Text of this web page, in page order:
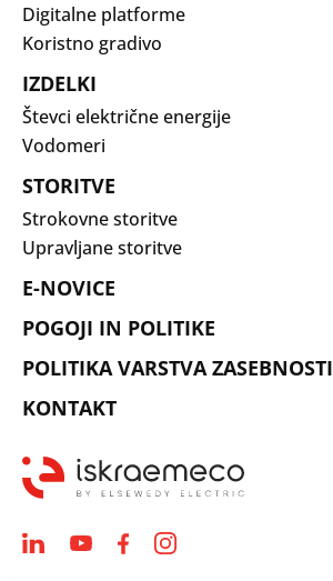
Digitalne platforme
Koristno gradivo
IZDELKI
Števci električne energije
Vodomeri
STORITVE
Strokovne storitve
Upravljane storitve
E-NOVICE
POGOJI IN POLITIKE
POLITIKA VARSTVA ZASEBNOSTI
KONTAKT